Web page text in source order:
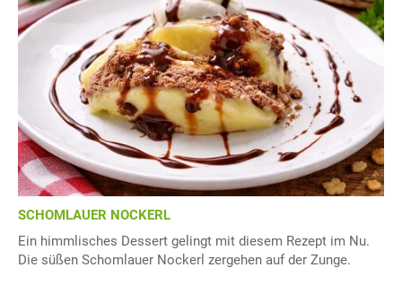
SCHOMLAUER NOCKERL
Ein himmlisches Dessert gelingt mit diesem Rezept im Nu.
Die süßen Schomlauer Nockerl zergehen auf der Zunge.